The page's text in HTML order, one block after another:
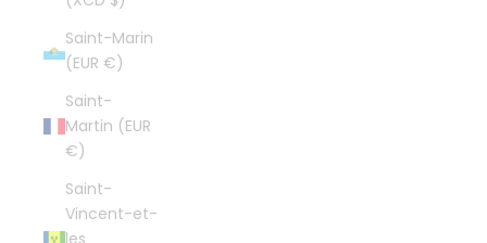
Saint-Marin
(EUR €)
Saint-
Martin (EUR
€)
Saint-
Vincent-et-